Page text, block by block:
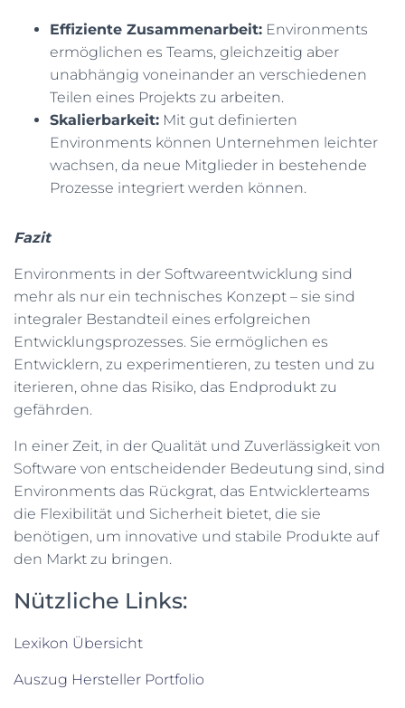
Effiziente Zusammenarbeit: Environments
ermöglichen es Teams, gleichzeitig aber
unabhängig voneinander an verschiedenen
Teilen eines Projekts zu arbeiten.
Skalierbarkeit: Mit gut definierten
Environments können Unternehmen leichter
wachsen, da neue Mitglieder in bestehende
Prozesse integriert werden können.
Fazit
Environments in der Softwareentwicklung sind
mehr als nur ein technisches Konzept – sie sind
integraler Bestandteil eines erfolgreichen
Entwicklungsprozesses. Sie ermöglichen es
Entwicklern, zu experimentieren, zu testen und zu
iterieren, ohne das Risiko, das Endprodukt zu
gefährden.
In einer Zeit, in der Qualität und Zuverlässigkeit von
Software von entscheidender Bedeutung sind, sind
Environments das Rückgrat, das Entwicklerteams
die Flexibilität und Sicherheit bietet, die sie
benötigen, um innovative und stabile Produkte auf
den Markt zu bringen.
Nützliche Links:
Lexikon Übersicht
Auszug Hersteller Portfolio